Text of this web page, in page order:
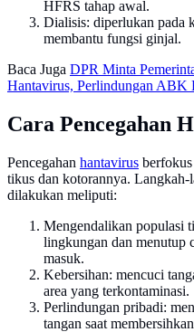
HFRS tahap awal.
Dialisis: diperlukan pada
membantu fungsi ginjal.
Baca Juga DPR Minta
Hantavirus, Perlindungan ABK
Cara Pencegahan
Pencegahan hantavirus
tikus dan kotorannya. Langkah-
dilakukan meliputi:
Mengendalikan populasi
lingkungan dan menutup
masuk.
Kebersihan: mencuci
area yang terkontaminasi.
Perlindungan pribadi:
tangan saat